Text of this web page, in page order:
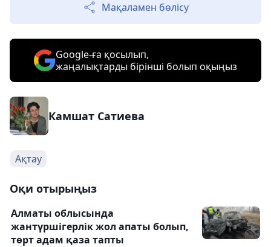
Мақаламен бөлісу
Google-ға қосылып,
жаңалықтарды бірінші болып оқыңыз
Камшат Сатиева
Ақтау
Оқи отырыңыз
Алматы облысында
жантүршігерлік жол апаты болып,
төрт адам қаза тапты